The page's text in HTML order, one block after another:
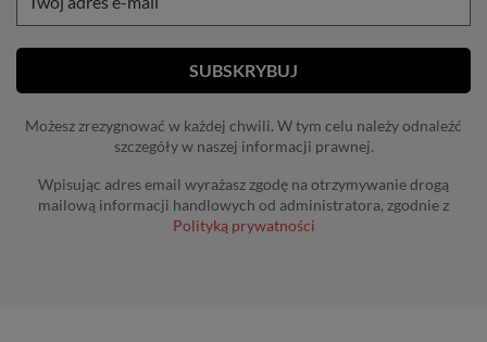
Możesz zrezygnować w każdej chwili. W tym celu należy odnaleźć
szczegóły w naszej informacji prawnej.
Wpisując adres email wyrażasz zgodę na otrzymywanie drogą
mailową informacji handlowych od administratora, zgodnie z
Polityką prywatności